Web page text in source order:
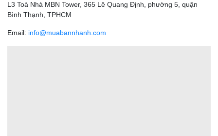
L3 Toà Nhà MBN Tower, 365 Lê Quang Định, phường 5, quận
Bình Thạnh, TPHCM
Email: info@muabannhanh.com